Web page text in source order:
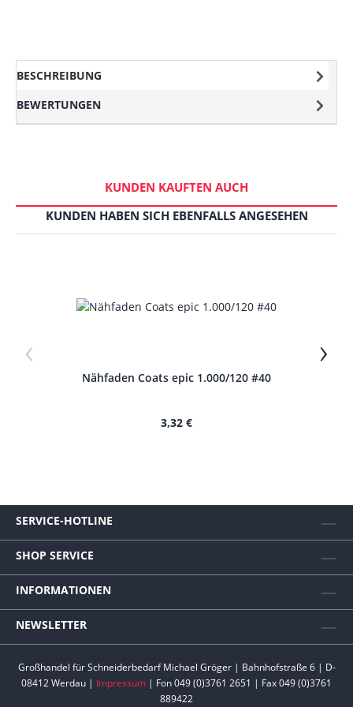
BESCHREIBUNG
BEWERTUNGEN
KUNDEN KAUFTEN AUCH
KUNDEN HABEN SICH EBENFALLS ANGESEHEN
‹
Nähfaden Coats epic 1.000/120 #40
3,32 €
›
SERVICE-HOTLINE
SHOP SERVICE
INFORMATIONEN
NEWSLETTER
Großhandel für Schneiderbedarf Michael Gröger | Bahnhofstraße 6 | D-
08412 Werdau | Impressum | Fon 049 (0)3761 2651 | Fax 049 (0)3761
889422